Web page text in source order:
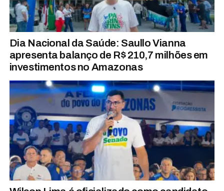
Dia Nacional da Saúde: Saullo Vianna
apresenta balanço de R$ 210,7 milhões em
investimentos no Amazonas